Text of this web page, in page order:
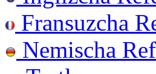
Fransuzcha
Nemischa